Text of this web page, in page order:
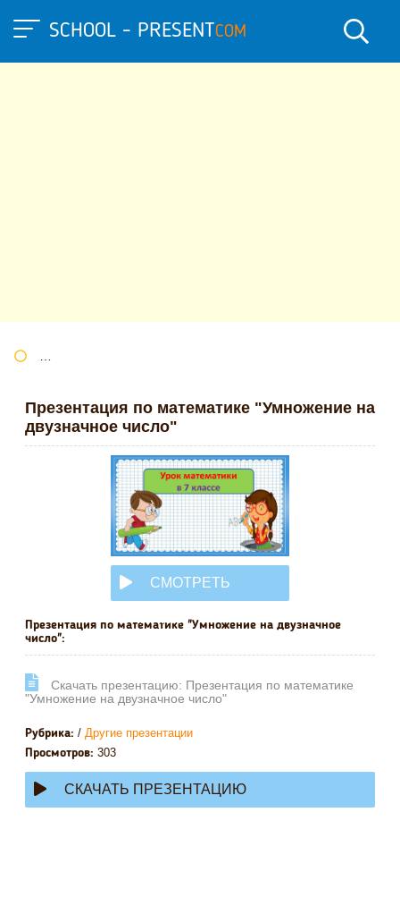
SCHOOL - PRESENTCOM
Презентация по математике "Умножение на
двузначное число"
СМОТРЕТЬ
Презентация по математике "Умножение на двузначное
число":
Cкачать презентацию: Презентация по математике
"Умножение на двузначное число"
Рубрика: / Другие презентации
Просмотров: 303
СКАЧАТЬ ПРЕЗЕНТАЦИЮ